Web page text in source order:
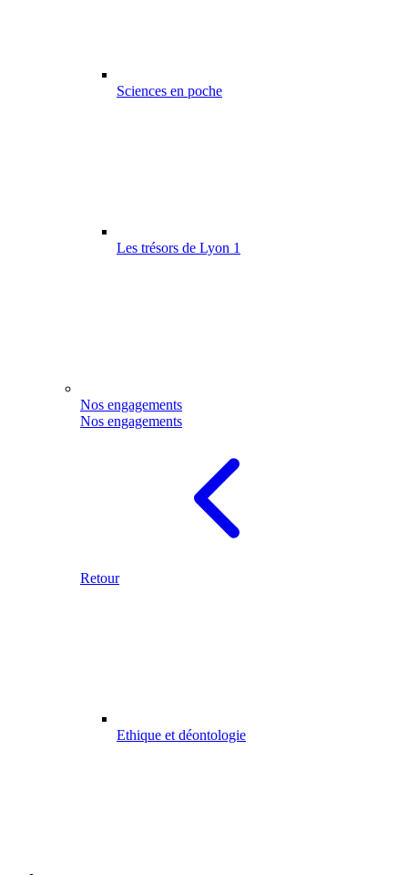
Sciences en poche
Les trésors de Lyon 1
Nos engagements
Nos engagements
Retour
Ethique et déontologie